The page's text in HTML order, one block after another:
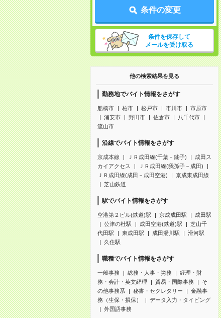
条件の変更
条件を保存して
メールを受け取る
他の検索結果を見る
勤務地でバイト情報をさがす
船橋市 柏市 松戸市 市川市
市原市
浦安市
野田市 佐倉市
八千代市
流山市
沿線でバイト情報をさがす
京成本線 ＪＲ成田線(千葉－銚子)
成田ス
カイアクセス
ＪＲ成田線(我孫子－成田)
ＪＲ成田線(成田－成田空港)
京成東成田線
芝山鉄道
駅でバイト情報をさがす
空港第２ビル(鉄道)駅 京成成田駅
成田駅
公津の杜駅
成田空港(鉄道)駅
芝山千
代田駅
東成田駅 成田湯川駅
滑河駅
久住駅
職種でバイト情報をさがす
一般事務 総務・人事・労務
経理・財
務・会計・英文経理
貿易・国際事務
そ
の他事務系
秘書・セクレタリー
金融事
務（生保・損保）
データ入力・タイピング
外国語事務